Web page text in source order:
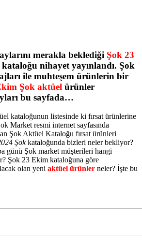
merakla beklediği Şok 23
nihayet yayınlandı. Şok
ile muhteşem ürünlerin bir
Şok aktüel ürünler
bu sayfada…
kataloğunun listesinde ki fırsat ürünlerine
Market resmi internet sayfasında
Şok Aktüel Kataloğu fırsat ürünleri
Şokkataloğunda bizleri neler bekliyor?
günü Şok market müşterileri hangi
Şok 23 Ekim kataloğuna göre
olan yeni aktüel ürünler neler? İşte bu